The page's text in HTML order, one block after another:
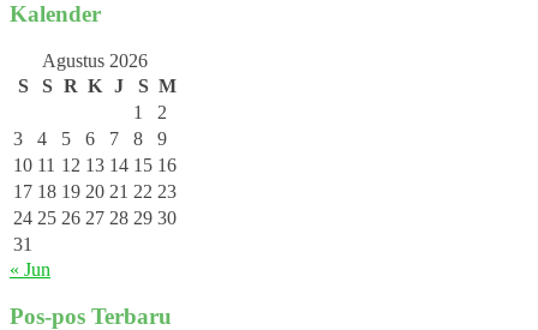
Kalender
Agustus 2026
S
S R K J S M
1
2
3
4 5 6 7 8
9
10 11 12 13 14 15 16
17 18 19 20 21 22 23
24 25 26 27 28 29 30
31
« Jun
Pos-pos Terbaru